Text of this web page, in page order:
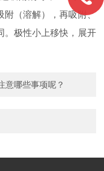
附（溶解），再吸附、
。极性小上移快，展开
意哪些事项呢？